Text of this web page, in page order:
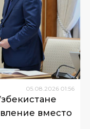
05.08.2026 01:56
вместо